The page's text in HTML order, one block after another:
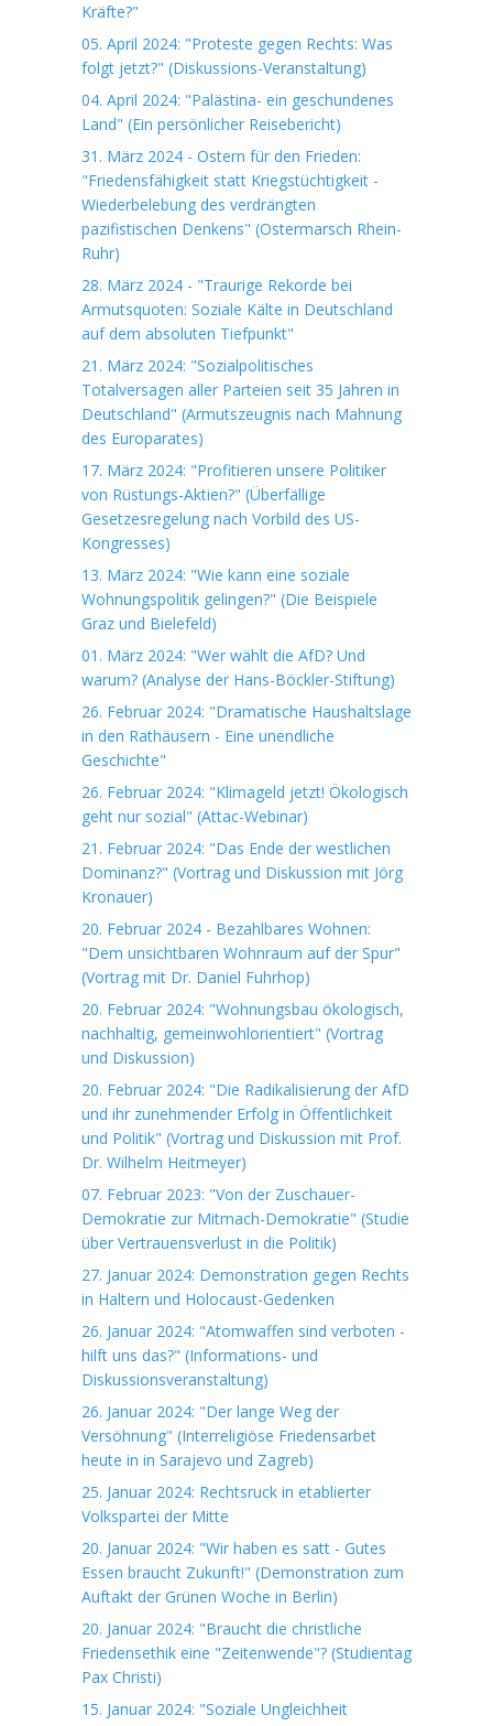
Kräfte?"
05. April 2024: "Proteste gegen Rechts: Was
folgt jetzt?" (Diskussions-Veranstaltung)
04. April 2024: "Palästina- ein geschundenes
Land" (Ein persönlicher Reisebericht)
31. März 2024 - Ostern für den Frieden:
"Friedensfähigkeit statt Kriegstüchtigkeit -
Wiederbelebung des verdrängten
pazifistischen Denkens" (Ostermarsch Rhein-
Ruhr)
28. März 2024 - "Traurige Rekorde bei
Armutsquoten: Soziale Kälte in Deutschland
auf dem absoluten Tiefpunkt"
21. März 2024: "Sozialpolitisches
Totalversagen aller Parteien seit 35 Jahren in
Deutschland" (Armutszeugnis nach Mahnung
des Europarates)
17. März 2024: "Profitieren unsere Politiker
von Rüstungs-Aktien?" (Überfällige
Gesetzesregelung nach Vorbild des US-
Kongresses)
13. März 2024: "Wie kann eine soziale
Wohnungspolitik gelingen?" (Die Beispiele
Graz und Bielefeld)
01. März 2024: "Wer wählt die AfD? Und
warum? (Analyse der Hans-Böckler-Stiftung)
26. Februar 2024: "Dramatische Haushaltslage
in den Rathäusern - Eine unendliche
Geschichte"
26. Februar 2024: "Klimageld jetzt! Ökologisch
geht nur sozial" (Attac-Webinar)
21. Februar 2024: "Das Ende der westlichen
Dominanz?" (Vortrag und Diskussion mit Jörg
Kronauer)
20. Februar 2024 - Bezahlbares Wohnen:
"Dem unsichtbaren Wohnraum auf der Spur"
(Vortrag mit Dr. Daniel Fuhrhop)
20. Februar 2024: "Wohnungsbau ökologisch,
nachhaltig, gemeinwohlorientiert" (Vortrag
und Diskussion)
20. Februar 2024: "Die Radikalisierung der AfD
und ihr zunehmender Erfolg in Öffentlichkeit
und Politik" (Vortrag und Diskussion mit Prof.
Dr. Wilhelm Heitmeyer)
07. Februar 2023: "Von der Zuschauer-
Demokratie zur Mitmach-Demokratie" (Studie
über Vertrauensverlust in die Politik)
27. Januar 2024: Demonstration gegen Rechts
in Haltern und Holocaust-Gedenken
26. Januar 2024: "Atomwaffen sind verboten -
hilft uns das?" (Informations- und
Diskussionsveranstaltung)
26. Januar 2024: "Der lange Weg der
Versöhnung" (Interreligiöse Friedensarbet
heute in in Sarajevo und Zagreb)
25. Januar 2024: Rechtsruck in etablierter
Volkspartei der Mitte
20. Januar 2024: "Wir haben es satt - Gutes
Essen braucht Zukunft!" (Demonstration zum
Auftakt der Grünen Woche in Berlin)
20. Januar 2024: "Braucht die christliche
Friedensethik eine "Zeitenwende"? (Studientag
Pax Christi)
15. Januar 2024: "Soziale Ungleichheit